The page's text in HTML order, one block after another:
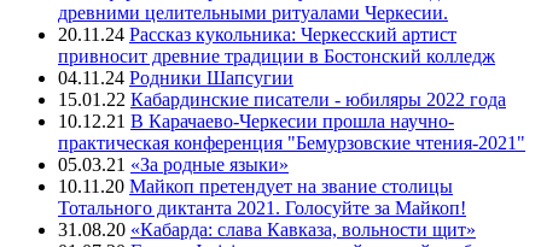
древними целительными ритуалами Черкесии.
20.11.24 Рассказ кукольника: Черкесский артист
привносит древние традиции в Бостонский колледж
04.11.24 Родники Шапсугии
15.01.22 Кабардинские писатели - юбиляры 2022 года
10.12.21 В Карачаево-Черкесии прошла научно-
практическая конференция "Бемурзовские чтения-2021"
05.03.21 «За родные языки»
10.11.20 Майкоп претендует на звание столицы
Тотального диктанта 2021. Голосуйте за Майкоп!
31.08.20 «Кабарда: слава Кавказа, вольности щит»